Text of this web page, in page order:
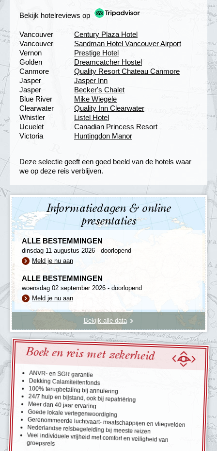
Bekijk hotelreviews op
Vancouver
Century Plaza Hotel
Vancouver
Sandman Hotel Vancouver Airport
Vernon
Prestige Hotel
Golden
Dreamcatcher Hostel
Canmore
Quality Resort Chateau Canmore
Jasper
Jasper Inn
Jasper
Becker's Chalet
Blue River
Mike Wiegele
Clearwater
Quality Inn Clearwater
Whistler
Listel Hotel
Ucuelet
Canadian Princess Resort
Victoria
Huntingdon Manor
Deze selectie geeft een goed beeld van de hotels waar
we op deze reis verblijven.
Informatiedagen & online
presentaties
ALLE BESTEMMINGEN
dinsdag 11 augustus 2026 - doorlopend
Meld je nu aan
ALLE BESTEMMINGEN
woensdag 02 september 2026 - doorlopend
Meld je nu aan
Bekijk alle data
Boek en reis met zekerheid
ANVR- en SGR garantie
Dekking Calamiteitenfonds
100% terugbetaling bij annulering
24/7 hulp en bijstand, ook bij repatriëring
Meer dan 40 jaar ervaring
Goede lokale vertegenwoordiging
Gerenommeerde luchtvaart- maatschappijen en vliegvelden
Nederlandse reisbegeleiding bij meeste reizen
Veel individuele vrijheid met comfort en veiligheid van
groepsreis